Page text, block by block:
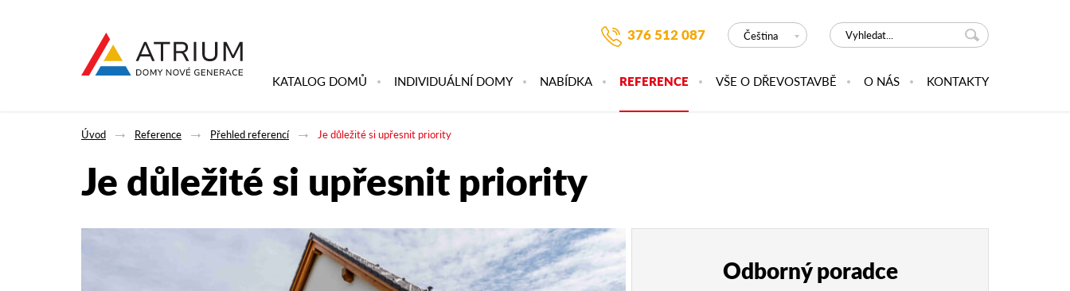
Čeština
376 512 087
KATALOG DOMŮ INDIVIDUÁLNÍ DOMY NABÍDKA REFERENCE VŠE O DŘEVOSTAVBĚ O NÁS KONTAKTY
Úvod Reference Přehled referencí Je důležité si upřesnit priority
Je důležité si upřesnit priority
Odborný poradce